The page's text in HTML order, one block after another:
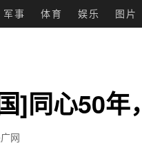
军事 体育 娱乐 图片
]同心50年
网